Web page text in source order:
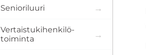
Senioriluuri
Vertaistukihenkilö­
toiminta